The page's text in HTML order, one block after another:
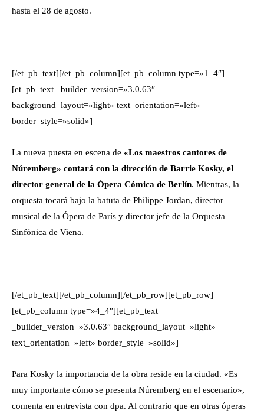
hasta el 28 de agosto.
[/et_pb_text][/et_pb_column][et_pb_column type=»1_4″]
[et_pb_text _builder_version=»3.0.63″
background_layout=»light» text_orientation=»left»
border_style=»solid»]
La nueva puesta en escena de «Los maestros cantores de
Núremberg» contará con la dirección de Barrie Kosky, el
director general de la Ópera Cómica de Berlín. Mientras, la
orquesta tocará bajo la batuta de Philippe Jordan, director
musical de la Ópera de París y director jefe de la Orquesta
Sinfónica de Viena.
[/et_pb_text][/et_pb_column][/et_pb_row][et_pb_row]
[et_pb_column type=»4_4″][et_pb_text
_builder_version=»3.0.63″ background_layout=»light»
text_orientation=»left» border_style=»solid»]
Para Kosky la importancia de la obra reside en la ciudad. «Es
muy importante cómo se presenta Núremberg en el escenario»,
comenta en entrevista con dpa. Al contrario que en otras óperas